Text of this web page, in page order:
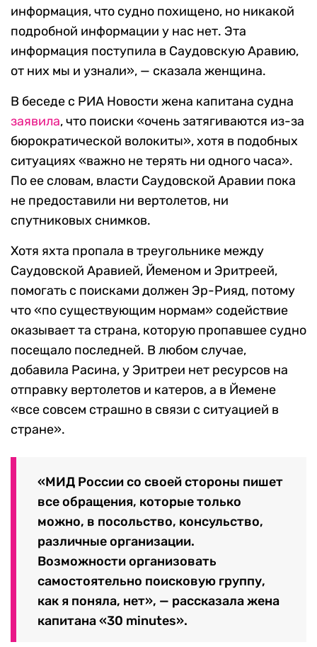
информация, что судно похищено, но никакой
подробной информации у нас нет. Эта
информация поступила в Саудовскую Аравию,
от них мы и узнали», — сказала женщина.
В беседе с РИА Новости жена капитана судна
заявила, что поиски «очень затягиваются из-за
бюрократической волокиты», хотя в подобных
ситуациях «важно не терять ни одного часа».
По ее словам, власти Саудовской Аравии пока
не предоставили ни вертолетов, ни
спутниковых снимков.
Хотя яхта пропала в треугольнике между
Саудовской Аравией, Йеменом и Эритреей,
помогать с поисками должен Эр-Рияд, потому
что «по существующим нормам» содействие
оказывает та страна, которую пропавшее судно
посещало последней. В любом случае,
добавила Расина, у Эритреи нет ресурсов на
отправку вертолетов и катеров, а в Йемене
«все совсем страшно в связи с ситуацией в
стране».
«МИД России со своей стороны пишет
все обращения, которые только
можно, в посольство, консульство,
различные организации.
Возможности организовать
самостоятельно поисковую группу,
как я поняла, нет», — рассказала жена
капитана «30 minutes».